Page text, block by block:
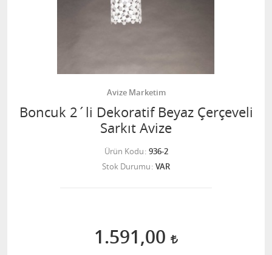
Avize Marketim
Boncuk 2´li Dekoratif Beyaz Çerçeveli
Sarkıt Avize
Ürün Kodu 936-2
Stok Durumu VAR
1.591,00